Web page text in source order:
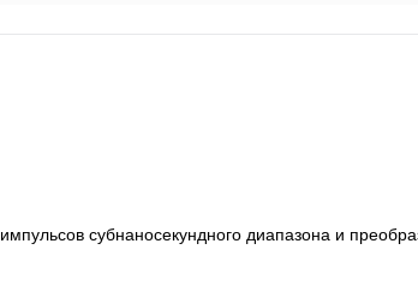
субнаносекундного диапазона и